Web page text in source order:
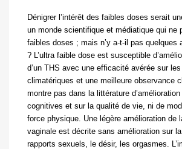
Dénigrer l’intérêt des faibles doses serait
un monde scientifique et médiatique qui ne
faibles doses ; mais n’y a-t-il pas quelques
? L’ultra faible dose est susceptible
d’un THS avec une efficacité avérée sur
climatériques et une meilleure observance
montre pas dans la littérature
cognitives et sur la qualité de vie, ni de
force physique. Une légère amélioration de
vaginale est décrite sans amélioration sur
rapports sexuels, le désir, les orgasmes.